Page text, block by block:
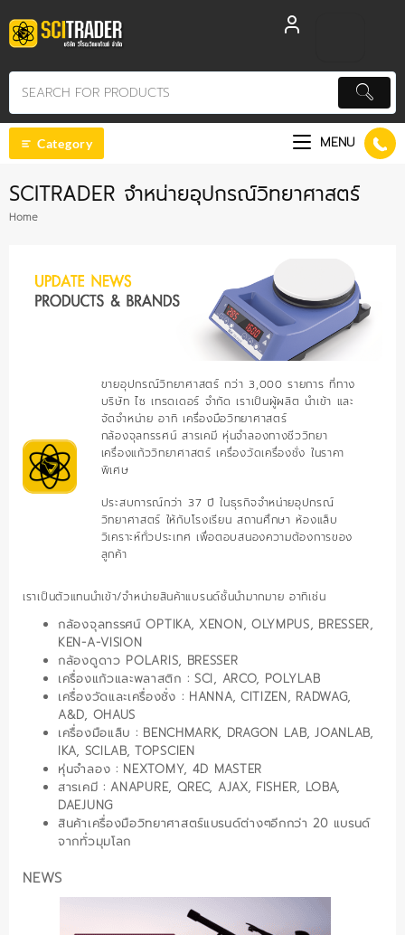
to
content
Category MENU
SCITRADER จำหน่ายอุปกรณ์วิทยาศาสตร์
Home
ขายอุปกรณ์วิทยาศาสตร์ กว่า 3,000 รายการ ที่ทาง
บริษัท ไซ เทรดเดอร์ จำกัด เราเป็นผู้ผลิต นำเข้า และ
จัดจำหน่าย อาทิ เครื่องมือวิทยาศาสตร์
กล้องจุลทรรศน์ สารเคมี หุ่นจำลองทางชีววิทยา
เครื่องแก้ววิทยาศาสตร์ เครื่องวัดเครื่องชั่ง ในราคา
พิเศษ
ประสบการณ์กว่า 37 ปี ในธุรกิจจำหน่ายอุปกรณ์
วิทยาศาสตร์ ให้กับโรงเรียน สถานศึกษา ห้องแล็บ
วิเคราะห์ทั่วประเทศ เพื่อตอบสนองความต้องการของ
ลูกค้า
เราเป็นตัวแทนนำเข้า/จำหน่ายสินค้าแบรนด์ชั้นนำมากมาย อาทิเช่น
กล้องจุลทรรศน์OPTIKA, XENON, OLYMPUS, BRESSER,
KEN-A-VISION
กล้องดูดาว POLARIS, BRESSER
เครื่องแก้วและพลาสติก : SCI, ARCO, POLYLAB
เครื่องวัดและเครื่องชั่ง : HANNA, CITIZEN, RADWAG,
A&D, OHAUS
เครื่องมือแล็บ : BENCHMARK, DRAGON LAB, JOANLAB,
IKA, SCILAB, TOPSCIEN
หุ่นจำลอง : NEXTOMY, 4D MASTER
สารเคมี : ANAPURE, QREC, AJAX, FISHER, LOBA,
DAEJUNG
สินค้าเครื่องมือวิทยาศาสตร์แบรนด์ต่างๆอีกกว่า 20 แบรนด์
จากทั่วมุมโลก
NEWS